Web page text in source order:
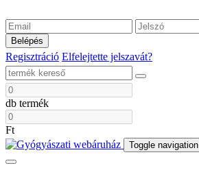
Belépés
Regisztráció Elfelejtette jelszavát?
db termék
Ft
Toggle navigation